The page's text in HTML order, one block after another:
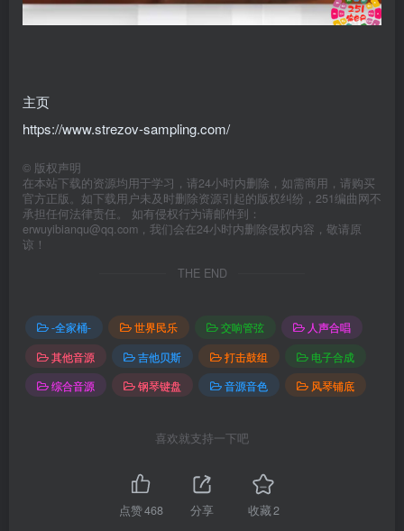
主页
https://www.strezov-sampling.com/
© 版权声明
在本站下载的资源均用于学习，请24小时内删除，如需商用，请购买
官方正版。如下载用户未及时删除资源引起的版权纠纷，251编曲网不
承担任何法律责任。 如有侵权行为请邮件到：
erwuyibianqu@qq.com，我们会在24小时内删除侵权内容，敬请原
谅！
THE END
-全家桶- 世界民乐 交响管弦
人声合唱
其他音源
吉他贝斯 打击鼓组
电子合成
综合音源
钢琴键盘 音源音色 风琴铺底
喜欢就支持一下吧
点赞468 分享 收藏2